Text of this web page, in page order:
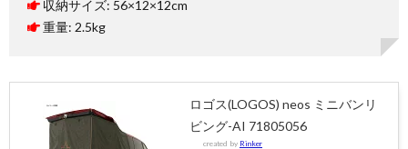
収納サイズ: 56×12×12cm
重量: 2.5kg
ロゴス(LOGOS) neos ミニバンリ
ビング-AI 71805056
created by Rinker